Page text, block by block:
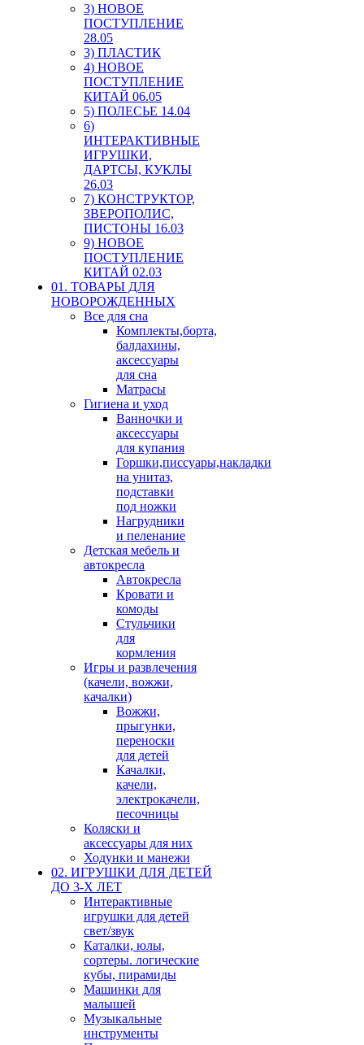
3) НОВОЕ
ПОСТУПЛЕНИЕ
28.05
3) ПЛАСТИК
4) НОВОЕ
ПОСТУПЛЕНИЕ
КИТАЙ 06.05
5) ПОЛЕСЬЕ 14.04
6)
ИНТЕРАКТИВНЫЕ
ИГРУШКИ,
ДАРТСЫ, КУКЛЫ
26.03
7) КОНСТРУКТОР,
ЗВЕРОПОЛИС,
ПИСТОНЫ 16.03
9) НОВОЕ
ПОСТУПЛЕНИЕ
КИТАЙ 02.03
01. ТОВАРЫ ДЛЯ
НОВОРОЖДЕННЫХ
Все для сна
Комплекты,борта,
балдахины,
аксессуары
для сна
Матрасы
Гигиена и уход
Ванночки и
аксессуары
для купания
Горшки,писсуары,накладки
на унитаз,
подставки
под ножки
Нагрудники
и пеленание
Детская мебель и
автокресла
Автокресла
Кровати и
комоды
Стульчики
для
кормления
Игры и развлечения
(качели, вожжи,
качалки)
Вожжи,
прыгунки,
переноски
для детей
Качалки,
качели,
электрокачели,
песочницы
Коляски и
аксессуары для них
Ходунки и манежи
02. ИГРУШКИ ДЛЯ ДЕТЕЙ
ДО 3-Х ЛЕТ
Интерактивные
игрушки для детей
свет/звук
Каталки, юлы,
сортеры. логические
кубы, пирамиды
Машинки для
малышей
Музыкальные
инструменты